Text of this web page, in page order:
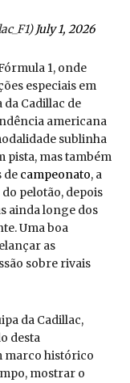
July 1, 2026
1, onde
especiais em
da Cadillac de
americana
sublinha
pista, mas também
de campeonato, a
pelotão, depois
ainda longe dos
Uma boa
as
sobre rivais
da Cadillac,
desta
marco histórico
mostrar o